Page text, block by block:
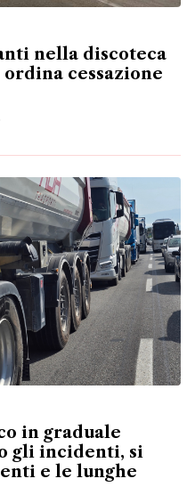
nella discoteca
cessazione
in graduale
gli incidenti, si
e le lunghe